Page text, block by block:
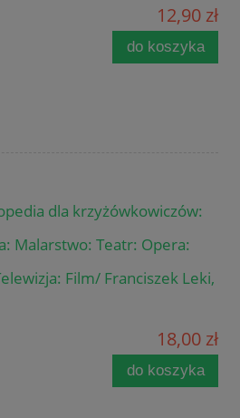
12,90 zł
do koszyka
dla krzyżówkowiczów:
Malarstwo: Teatr: Opera:
Film/ Franciszek Leki,
18,00 zł
do koszyka